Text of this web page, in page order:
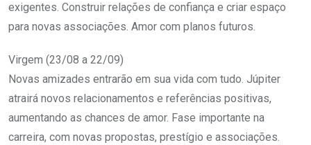
exigentes. Construir relações de confiança e criar espaço
para novas associações. Amor com planos futuros.
Virgem (23/08 a 22/09)
Novas amizades entrarão em sua vida com tudo. Júpiter
atrairá novos relacionamentos e referências positivas,
aumentando as chances de amor. Fase importante na
carreira, com novas propostas, prestígio e associações.